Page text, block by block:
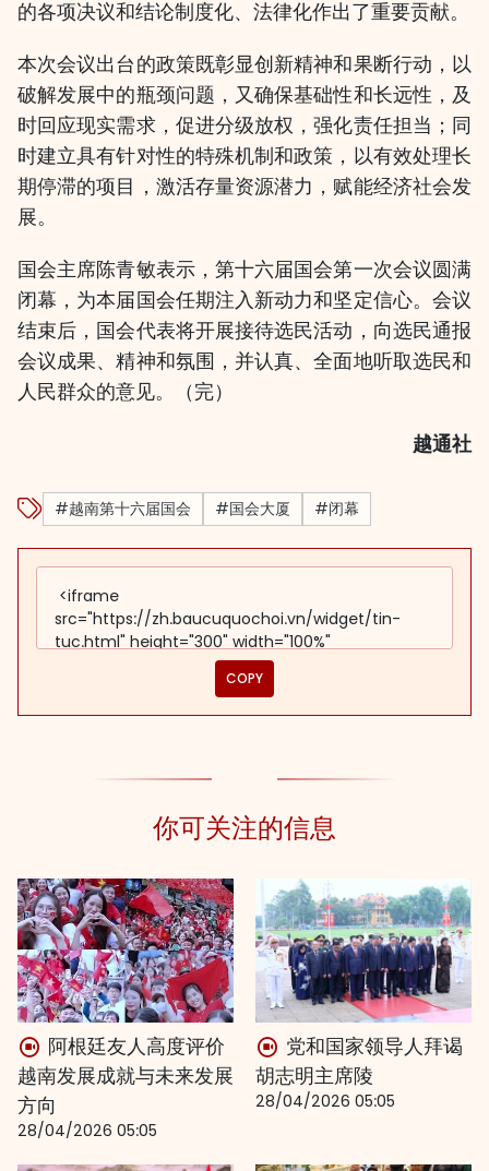
的各项决议和结论制度化、法律化作出了重要贡献。
本次会议出台的政策既彰显创新精神和果断行动，以
破解发展中的瓶颈问题，又确保基础性和长远性，及
时回应现实需求，促进分级放权，强化责任担当；同
时建立具有针对性的特殊机制和政策，以有效处理长
期停滞的项目，激活存量资源潜力，赋能经济社会发
展。
国会主席陈青敏表示，第十六届国会第一次会议圆满
闭幕，为本届国会任期注入新动力和坚定信心。会议
结束后，国会代表将开展接待选民活动，向选民通报
会议成果、精神和氛围，并认真、全面地听取选民和
人民群众的意见。（完）
越通社
#越南第十六届国会 #国会大厦 #闭幕
COPY
你可关注的信息
阿根廷友人高度评价
越南发展成就与未来发展
方向
28/04/2026 05:05
党和国家领导人拜谒
胡志明主席陵
28/04/2026 05:05